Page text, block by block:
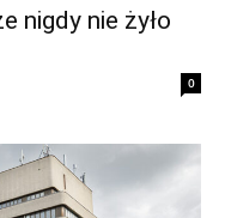
nigdy nie żyło
0